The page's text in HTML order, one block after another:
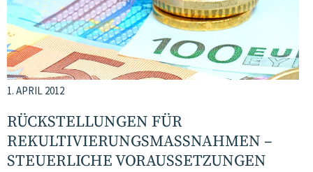
1. APRIL 2012
RÜCKSTELLUNGEN FÜR
REKULTIVIERUNGSMASSNAHMEN – S
TEUERLICHE VORAUSSETZUNGEN